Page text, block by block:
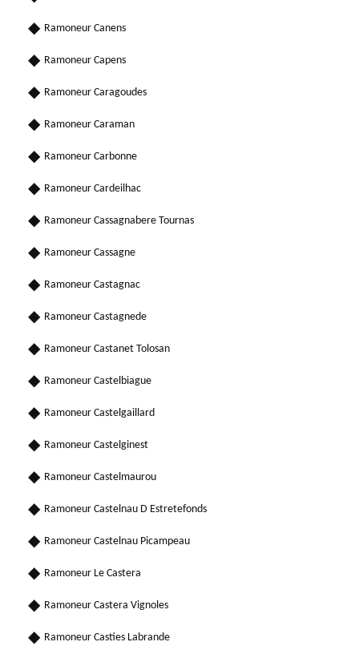
Ramoneur Canens
Ramoneur Capens
Ramoneur Caragoudes
Ramoneur Caraman
Ramoneur Carbonne
Ramoneur Cardeilhac
Ramoneur Cassagnabere Tournas
Ramoneur Cassagne
Ramoneur Castagnac
Ramoneur Castagnede
Ramoneur Castanet Tolosan
Ramoneur Castelbiague
Ramoneur Castelgaillard
Ramoneur Castelginest
Ramoneur Castelmaurou
Ramoneur Castelnau D Estretefonds
Ramoneur Castelnau Picampeau
Ramoneur Le Castera
Ramoneur Castera Vignoles
Ramoneur Casties Labrande